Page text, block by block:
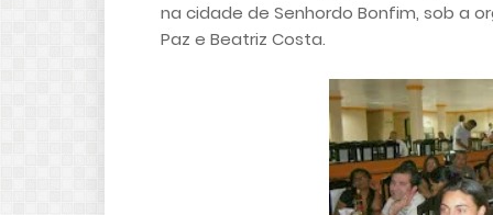
na cidade de Senhordo Bonfim, sob a
Paz e Beatriz Costa.